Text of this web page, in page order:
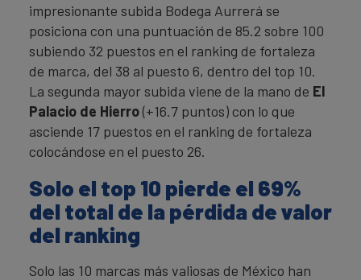
impresionante subida Bodega Aurrerá se
posiciona con una puntuación de 85.2 sobre 100
subiendo 32 puestos en el ranking de fortaleza
de marca, del 38 al puesto 6, dentro del top 10.
La segunda mayor subida viene de la mano de El
Palacio de Hierro(+16.7 puntos) con lo que
asciende 17 puestos en el ranking de fortaleza
colocándose en el puesto 26.
Solo el top 10 pierde el 69%
del total de la pérdida de valor
del ranking
Solo las 10 marcas más valiosas de México han